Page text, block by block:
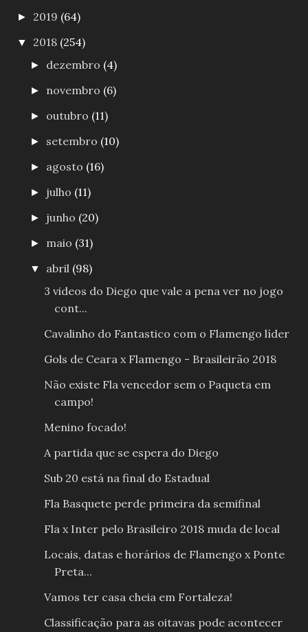
► 2019 (64)
▼ 2018 (254)
► dezembro (4)
► novembro (6)
► outubro (11)
► setembro (10)
► agosto (16)
► julho (11)
► junho (20)
► maio (31)
▼ abril (98)
3 videos do Diego que vale a pena ver no jogo
cont...
Cavalinho do Fantastico com o Flamengo líder
Gols de Ceara x Flamengo - Brasileirão 2018
Não existe Fla vencedor sem o Paqueta em
campo!
Menino focado!
A partida que se espera do Diego
Sub 20 está na final do Estadual
Fla Basquete perde primeira da semifinal
Fla x Inter pelo Brasileiro 2018 muda de local
Locais, datas e horários de Flamengo x Ponte
Preta...
Vamos ter casa cheia em Fortaleza!
Classificação para as oitavas pode acontecer